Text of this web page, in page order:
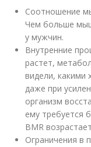
Соотношение
Чем больше
у мужчин.
Внутренние
растет,
видели, какими
даже при
организм
ему требуется
BMR
Ограничения в